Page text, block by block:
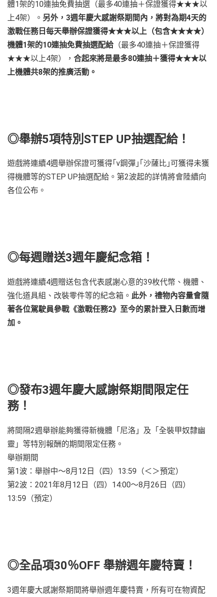
體1架的10連抽免費抽選（最多40連抽＋保證獲得★★★以
上4架）。 另外，3週年慶大感謝祭期間內，將對為期4天的
激戰任務日每天舉辦保證獲得★★★以上（包含★★★★）
機體1架的10連抽免費抽選配給（最多40連抽＋保證獲得
★★★以上4架）， 合起來將是最多80連抽＋獲得★★★以
上機體共8架的推廣活動。
◎舉辦5項特別STEP UP抽選配給！
遊戲將連續4週舉辦保證可獲得｢ν鋼彈｣｢沙薩比｣可獲得未獲
得機體等的STEP UP抽選配給。第2波起的詳情將會陸續向
各位公布。
◎每週贈送3週年慶紀念箱！
遊戲將連續4週贈送包含代表感謝心意的39枚代幣、機體、
強化道具組、改裝零件等的紀念箱。 此外，禮物內容量會隨
著各位駕駛員參戰《激戰任務2》至今的累計登入日數而增
加。
◎發布3週年慶大感謝祭期間限定任
務！
將間隔2週舉辦能夠獲得新機體「尼洛」及「全裝甲奴隸幽
靈」等特別報酬的期間限定任務。
舉辦期間
第1波：舉辦中～8月12日（四）13:59（＜＞預定）
第2波：2021年8月12日（四）14:00～8月26日（四）
13:59（預定）
◎全品項30％OFF 舉辦週年慶特賣！
3週年慶大感謝祭期間將舉辦週年慶特賣，所有可在物資配